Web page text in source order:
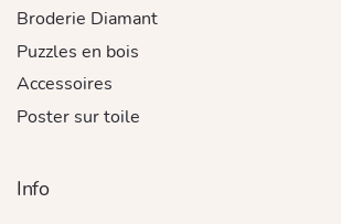
Broderie Diamant
Puzzles en bois
Accessoires
Poster sur toile
Info